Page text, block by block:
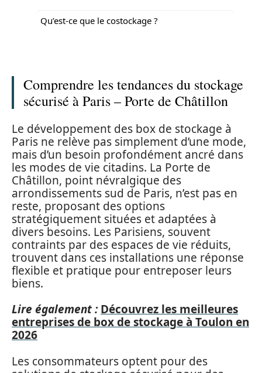
Qu’est-ce que le costockage ?
Comprendre les tendances du stockage
sécurisé à Paris – Porte de Châtillon
Le développement des box de stockage à
Paris ne relève pas simplement d’une mode,
mais d’un besoin profondément ancré dans
les modes de vie citadins. La Porte de
Châtillon, point névralgique des
arrondissements sud de Paris, n’est pas en
reste, proposant des options
stratégiquement situées et adaptées à
divers besoins. Les Parisiens, souvent
contraints par des espaces de vie réduits,
trouvent dans ces installations une réponse
flexible et pratique pour entreposer leurs
biens.
Lire également : Découvrez les meilleures
entreprises de box de stockage à Toulon en
2026
Les consommateurs optent pour des